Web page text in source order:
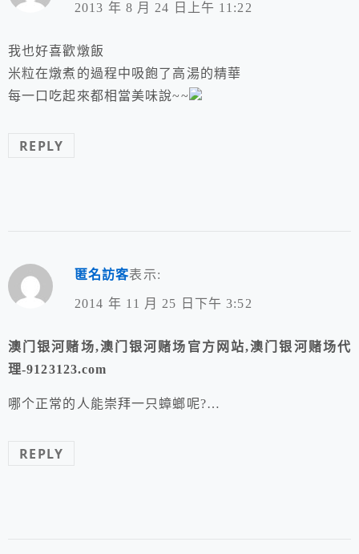
2013 年 8 月 24 日上午 11:22
我也好喜歡燉飯
米粒在燉煮的過程中吸飽了高湯的精華
每一口吃起來都相當美味說~~
REPLY
匿名訪客表示:
2014 年 11 月 25 日下午 3:52
澳门银河赌场,澳门银河赌场官方网站,澳门银河赌场代
理-9123123.com
哪个正常的人能崇拜一只蟑螂呢?…
REPLY